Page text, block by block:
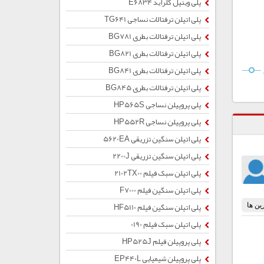
پلی اتیلن ترفتالات نساجی TG641
پلی اتیلن ترفتالات بطری BG781
پلی اتیلن ترفتالات بطری BG821
پلی اتیلن ترفتالات بطری BG841
پلی اتیلن ترفتالات بطری BG845
پلی پروپیلن نساجی HP565S
پلی پروپیلن نساجی HP552R
پلی اتیلن سنگین تزریقی 5620EA
پلی اتیلن سنگین تزریقی 2200J
پلی اتیلن سبک فیلم 2102TX00
پلی اتیلن سنگین فیلم F7000
پلی اتیلن سنگین فیلم HF5110
پلی اتیلن سبک فیلم 0190
پلی پروپیلن فیلم HP525J
پلی پروپیلن شیمیایی EP440L